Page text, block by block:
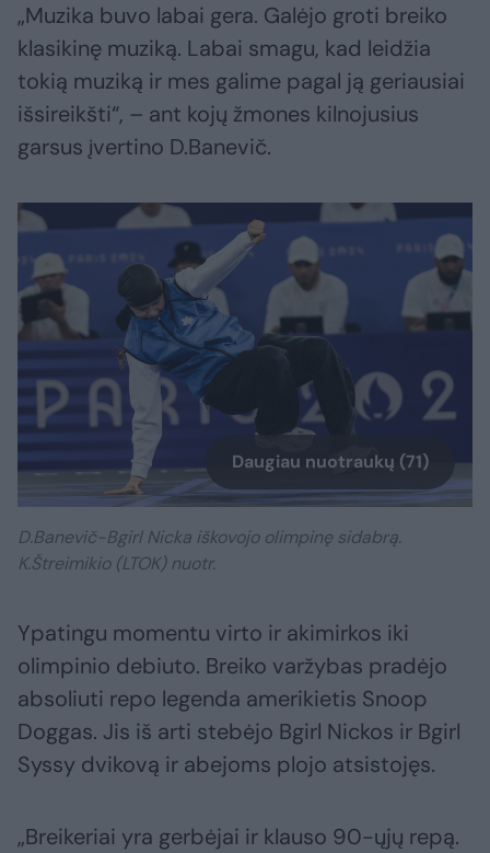
„Muzika buvo labai gera. Galėjo groti breiko
klasikinę muziką. Labai smagu, kad leidžia
tokią muziką ir mes galime pagal ją geriausiai
išsireikšti“, – ant kojų žmones kilnojusius
garsus įvertino D.Banevič.
Daugiau nuotraukų (71)
D.Banevič-Bgirl Nicka iškovojo olimpinę sidabrą.
K.Štreimikio (LTOK) nuotr.
Ypatingu momentu virto ir akimirkos iki
olimpinio debiuto. Breiko varžybas pradėjo
absoliuti repo legenda amerikietis Snoop
Doggas. Jis iš arti stebėjo Bgirl Nickos ir Bgirl
Syssy dvikovą ir abejoms plojo atsistojęs.
„Breikeriai yra gerbėjai ir klauso 90-ųjų repą.